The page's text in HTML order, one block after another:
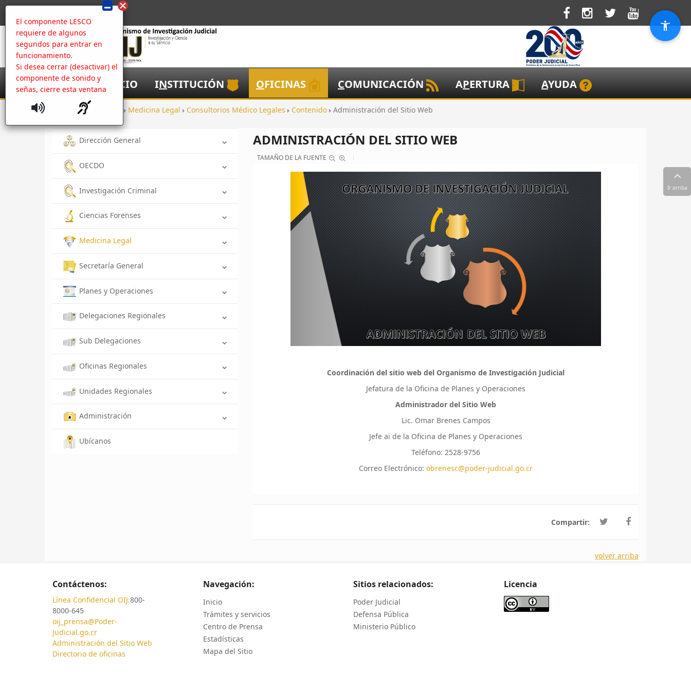
El componente LESCO
requiere de algunos
segundos para entrar en
funcionamiento.
Si desea cerrar (desactivar) el
componente de sonido y
señas, cierre esta ventana
NICIO INSTITUCIÓN OFICINAS COMUNICACIÓN APERTURA AYUDA
Inicio Medicina Legal Consultorios Médico Legales Contenido Administración del Sitio Web
Dirección General
OECDO
Investigación Criminal
Ciencias Forenses
Medicina Legal
Secretaría General
Planes y Operaciones
Delegaciones Regionales
Sub Delegaciones
Oficinas Regionales
Unidades Regionales
Administración
Ubícanos
ADMINISTRACIÓN DEL SITIO WEB
TAMAÑO DE LA FUENTE
Coordinación del sitio web del Organismo de Investigación Judicial
Jefatura de la Oficina de Planes y Operaciones
Administrador del Sitio Web
Lic. Omar Brenes Campos
Jefe ai de la Oficina de Planes y Operaciones
Teléfono: 2528-9756
Correo Electrónico: obrenesc@poder-judicial.go.cr
Compartir:
volver arriba
Contáctenos:
Línea Confidencial OIJ:800-
8000-645
oij_prensa@Poder-
Judicial.go.cr
Administración del Sitio Web
Directorio de oficinas
Navegación:
Inicio
Trámites y servicios
Centro de Prensa
Estadísticas
Mapa del Sitio
Sitios relacionados:
Poder Judicial
Defensa Pública
Ministerio Público
Licencia
Ir arriba